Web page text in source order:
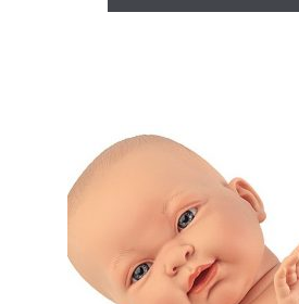
€ 32,95.